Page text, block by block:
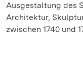
Ausgestaltung des
Architektur,
zwischen 1740 und